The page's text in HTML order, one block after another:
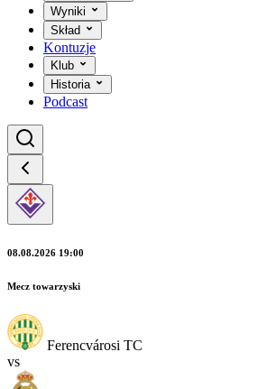
Wyniki
Skład
Kontuzje
Klub
Historia
Podcast
08.08.2026 19:00
Mecz towarzyski
Ferencvárosi TC
vs